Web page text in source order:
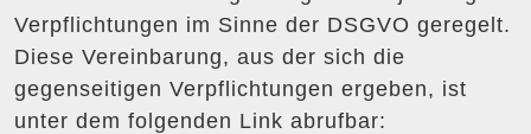
Verpflichtungen im Sinne der DSGVO geregelt.
Diese Vereinbarung, aus der sich die
gegenseitigen Verpflichtungen ergeben, ist
unter dem folgenden Link abrufbar: